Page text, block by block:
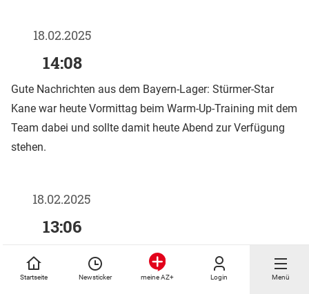
Startseite Newsticker meine AZ+ Login Menü
18.02.2025
14:08
Gute Nachrichten aus dem Bayern-Lager: Stürmer-Star
Kane war heute Vormittag beim Warm-Up-Training mit dem
Team dabei und sollte damit heute Abend zur Verfügung
stehen.
18.02.2025
13:06